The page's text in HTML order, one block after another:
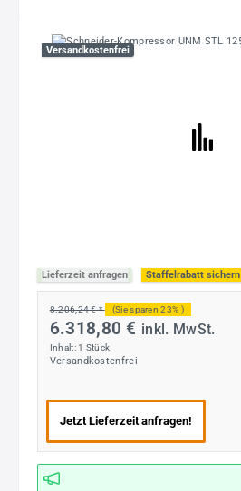
Bildergalerie überspringen
Versandkostenfrei
Lieferzeit anfragen Staffelrabatt sichern
8.206,24 € * (Sie sparen 23% )
6.318,80 € inkl. MwSt.
Inhalt: 1 Stück
Versandkostenfrei
Jetzt Lieferzeit anfragen!